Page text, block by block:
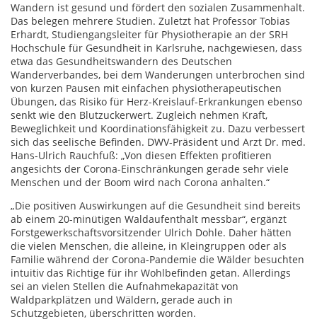
Wandern ist gesund und fördert den sozialen Zusammenhalt.
Das belegen mehrere Studien. Zuletzt hat Professor Tobias
Erhardt, Studiengangsleiter für Physiotherapie an der SRH
Hochschule für Gesundheit in Karlsruhe, nachgewiesen, dass
etwa das Gesundheitswandern des Deutschen
Wanderverbandes, bei dem Wanderungen unterbrochen sind
von kurzen Pausen mit einfachen physiotherapeutischen
Übungen, das Risiko für Herz-Kreislauf-Erkrankungen ebenso
senkt wie den Blutzuckerwert. Zugleich nehmen Kraft,
Beweglichkeit und Koordinationsfähigkeit zu. Dazu verbessert
sich das seelische Befinden. DWV-Präsident und Arzt Dr. med.
Hans-Ulrich Rauchfuß: „Von diesen Effekten profitieren
angesichts der Corona-Einschränkungen gerade sehr viele
Menschen und der Boom wird nach Corona anhalten.“
„Die positiven Auswirkungen auf die Gesundheit sind bereits
ab einem 20-minütigen Waldaufenthalt messbar“, ergänzt
Forstgewerkschaftsvorsitzender Ulrich Dohle. Daher hätten
die vielen Menschen, die alleine, in Kleingruppen oder als
Familie während der Corona-Pandemie die Wälder besuchten
intuitiv das Richtige für ihr Wohlbefinden getan. Allerdings
sei an vielen Stellen die Aufnahmekapazität von
Waldparkplätzen und Wäldern, gerade auch in
Schutzgebieten, überschritten worden.